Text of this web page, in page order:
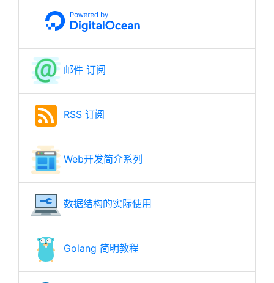
邮件 订阅
RSS 订阅
Web开发简介系列
数据结构的实际使用
Golang 简明教程